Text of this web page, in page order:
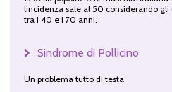
lincidenza sale al 50 considerando
tra i 40 e i 70 anni.
Sindrome di Pollicino
Un problema tutto di testa